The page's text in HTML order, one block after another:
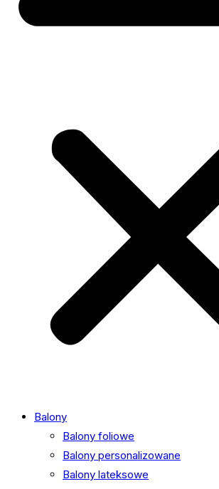
Balony
Balony foliowe
Balony personalizowane
Balony lateksowe